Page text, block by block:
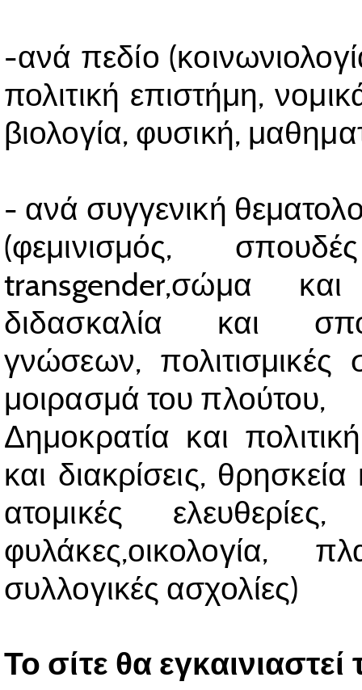
-ανά πεδίο
πολιτική επιστήμη,
βιολογία, φυσική,
- ανά συγγενική
(φεμινισμός,
transgender,σώμα και
διδασκαλία και
γνώσεων, πολιτισμικές
μοιρασμά του πλούτου,
Δημοκρατία και
και διακρίσεις,
ατομικές
φυλάκες,οικολογία,
συλλογικές ασχολίες)
Το σίτε θα εγκαινιαστεί